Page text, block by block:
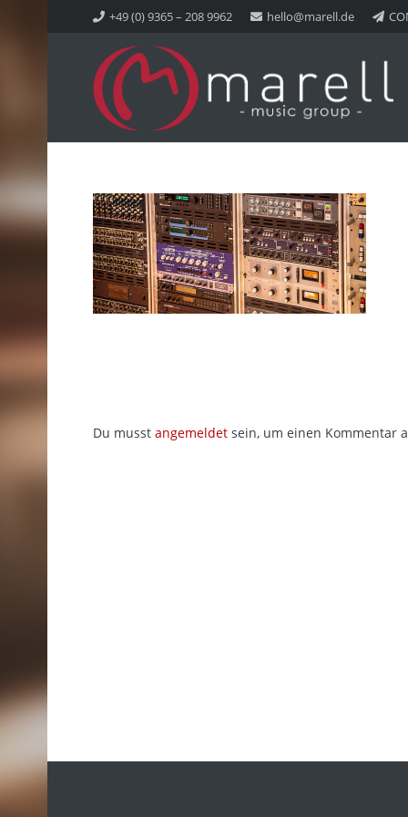
+49 (0) 9365 – 208 9962 hello@marell.de
Du musst angemeldet sein, um einen Kommentar